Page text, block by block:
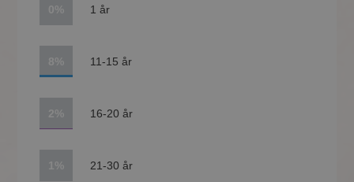
0% 1 år
8% 11-15 år
2% 16-20 år
1% 21-30 år